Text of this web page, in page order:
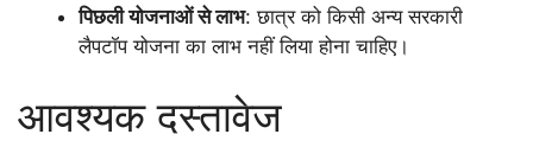
पिछली योजनाओं से लाभ: छात्र को किसी अन्य सरकारी
लैपटॉप योजना का लाभ नहीं लिया होना चाहिए।
आवश्यक दस्तावेज